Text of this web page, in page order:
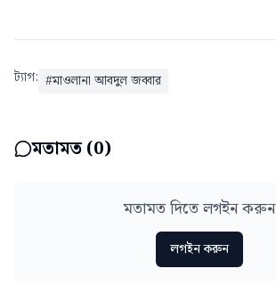
ট্যাগ: #মাওলানা আবদুল জব্বার
মতামত (0)
মতামত দিতে লগইন করুন
লগইন করুন